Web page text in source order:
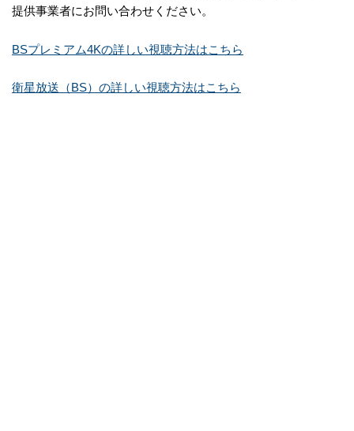
提供事業者にお問い合わせください。
BSプレミアム4Kの詳しい視聴方法はこちら
衛星放送（BS）の詳しい視聴方法はこちら